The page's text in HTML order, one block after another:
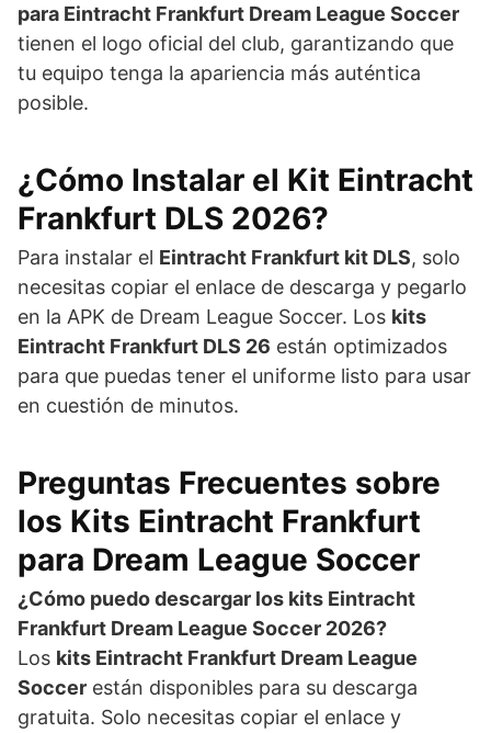
para Eintracht Frankfurt Dream League Soccer
tienen el logo oficial del club, garantizando que
tu equipo tenga la apariencia más auténtica
posible.
¿Cómo Instalar el Kit Eintracht
Frankfurt DLS 2026?
Para instalar el Eintracht Frankfurt kit DLS, solo
necesitas copiar el enlace de descarga y pegarlo
en la APK de Dream League Soccer. Los kits
Eintracht Frankfurt DLS 26 están optimizados
para que puedas tener el uniforme listo para usar
en cuestión de minutos.
Preguntas Frecuentes sobre
los Kits Eintracht Frankfurt
para Dream League Soccer
¿Cómo puedo descargar los kits Eintracht
Frankfurt Dream League Soccer 2026?
Los kits Eintracht Frankfurt Dream League
Soccer están disponibles para su descarga
gratuita. Solo necesitas copiar el enlace y